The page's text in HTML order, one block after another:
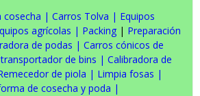
cosecha | Carros Tolva | Equipos
agrícolas | Packing | Preparación
de podas | Carros cónicos de
de bins | Calibradora de
de piola | Limpia fosas |
de cosecha y poda |